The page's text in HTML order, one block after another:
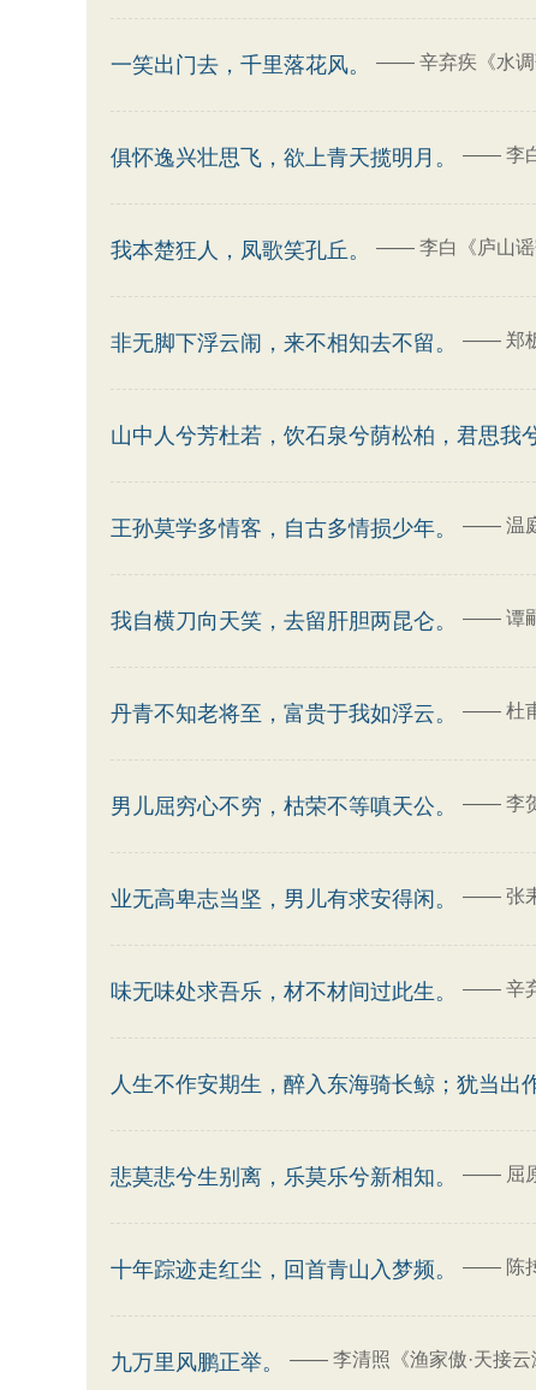
一笑出门去，千里落花风。 —— 辛弃疾《水调
俱怀逸兴壮思飞，欲上青天揽明月。 —— 李
我本楚狂人，凤歌笑孔丘。 —— 李白《庐山谣
非无脚下浮云闹，来不相知去不留。 —— 郑
山中人兮芳杜若，饮石泉兮荫松柏，君思我
王孙莫学多情客，自古多情损少年。 —— 温
我自横刀向天笑，去留肝胆两昆仑。 —— 谭
丹青不知老将至，富贵于我如浮云。 —— 杜
男儿屈穷心不穷，枯荣不等嗔天公。 —— 李
业无高卑志当坚，男儿有求安得闲。 —— 张
味无味处求吾乐，材不材间过此生。 —— 辛
人生不作安期生，醉入东海骑长鲸；犹当出
悲莫悲兮生别离，乐莫乐兮新相知。 —— 屈
十年踪迹走红尘，回首青山入梦频。 —— 陈
九万里风鹏正举。 —— 李清照《渔家傲·天接云